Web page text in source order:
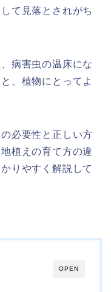
て見落とされがち
病害虫の温床にな
、植物にとってよ
必要性と正しい方
植えの育て方の違
りやすく解説して
OPEN